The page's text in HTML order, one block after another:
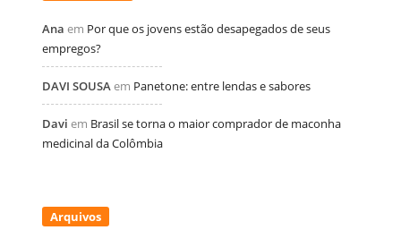
Ana em Por que os jovens estão desapegados de seus
empregos?
DAVI SOUSAem Panetone: entre lendas e sabores
Davi em Brasil se torna o maior comprador de maconha
medicinal da Colômbia
Arquivos